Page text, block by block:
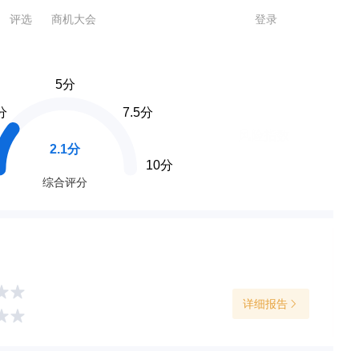
评选 商机大会 登录
5分
7.5分
10分
2.1分
综合评分
详细报告